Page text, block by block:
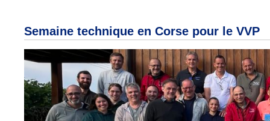
Semaine technique en Corse pour le VVP